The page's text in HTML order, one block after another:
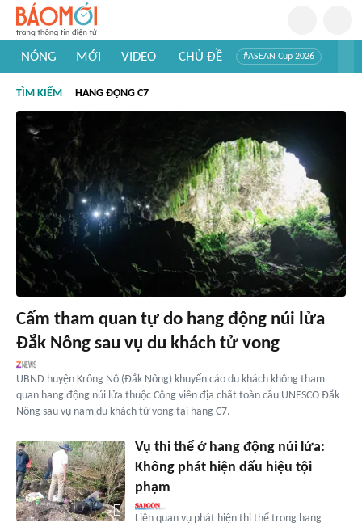
NÓNG MỚI VIDEO CHỦ ĐỀ #ASEAN Cup 2026
#Khám phá thế giới
TÌM KIẾM HANG ĐỘNG C7
Cấm tham quan tự do hang động núi lửa
Đắk Nông sau vụ du khách tử vong
UBND huyện Krông Nô (Đắk Nông) khuyến cáo du khách không tham
quan hang động núi lửa thuộc Công viên địa chất toàn cầu UNESCO Đắk
Nông sau vụ nam du khách tử vong tại hang C7.
Vụ thi thể ở hang động núi lửa:
Không phát hiện dấu hiệu tội
phạm
Liên quan vụ phát hiện thi thể trong hang